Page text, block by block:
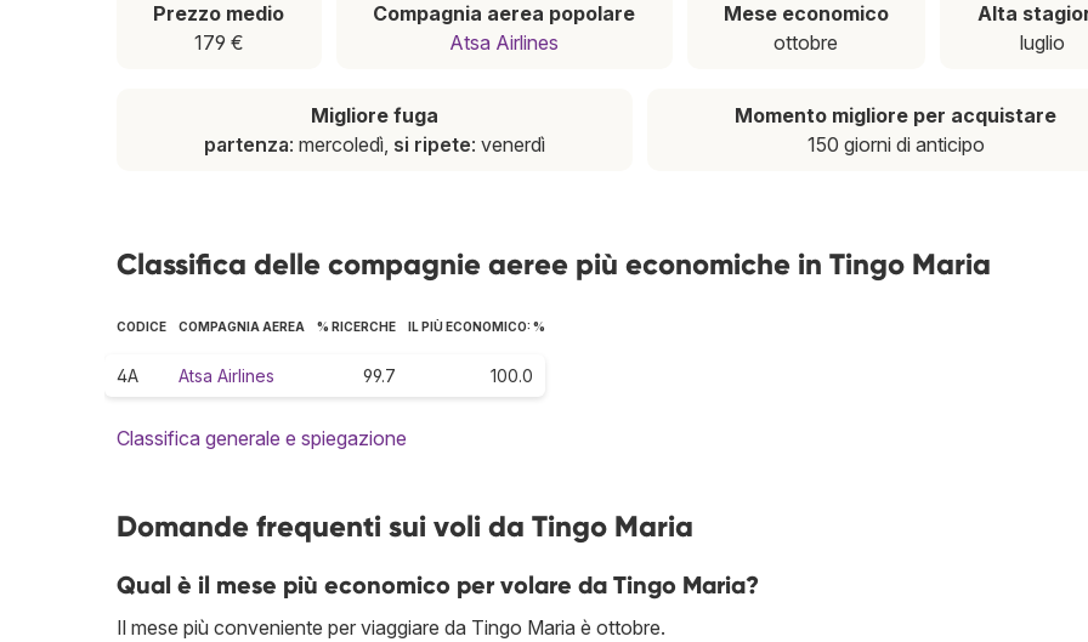
Prezzo medio
179 €
Compagnia aerea popolare
Atsa Airlines
Mese economico
ottobre
Alta
luglio
Migliore fuga
partenza: mercoledì, si ripete: venerdì
Momento migliore per acquistare
150 giorni di anticipo
Classifica delle compagnie aeree più economiche in Tingo Maria
CODICE COMPAGNIA AEREA % RICERCHE IL PIÙ ECONOMICO: %
4A Atsa Airlines 99.7 100.0
Classifica generale e spiegazione
Domande frequenti sui voli da Tingo Maria
Qual è il mese più economico per volare da Tingo Maria?
Il mese più conveniente per viaggiare da Tingo Maria è ottobre.